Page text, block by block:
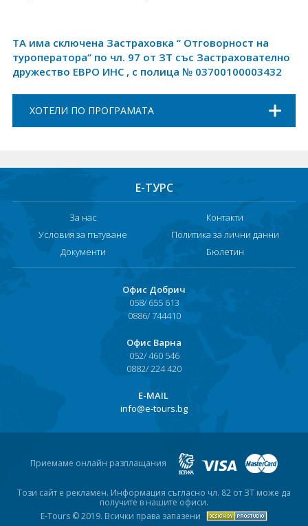
ТА има сключена Застраховка “ Отговорност на
туроператора“ по чл. 97 от ЗТ със Застрахователно
дружество ЕВРО ИНС , с полица № 03700100003432
ХОТЕЛИ ПО ПРОГРАМАТА
Е-ТУРС
За нас
Контакти
Условия за пътуване
Политика за лични данни
Документи
Бюлетин
Офис Добрич
058/ 655 613
0886/ 744410
Офис Варна
052/ 460 546
0882/ 224 420
Е-MAIL
info@e-tours.bg
Приемаме онлайн разплащания
Този сайт е рекламен. Информация съгласно чл. 82 от ЗТ може да
получите в нашите офиси.
E-Tours © 2019. Всички права запазени